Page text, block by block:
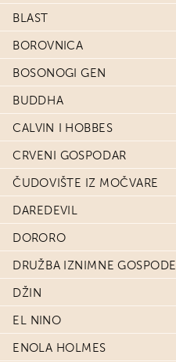
BLAST
BOROVNICA
BOSONOGI GEN
BUDDHA
CALVIN I HOBBES
CRVENI GOSPODAR
ČUDOVIŠTE IZ MOČVARE
DAREDEVIL
DORORO
DRUŽBA IZNIMNE GOSPODE
DŽIN
EL NINO
ENOLA HOLMES